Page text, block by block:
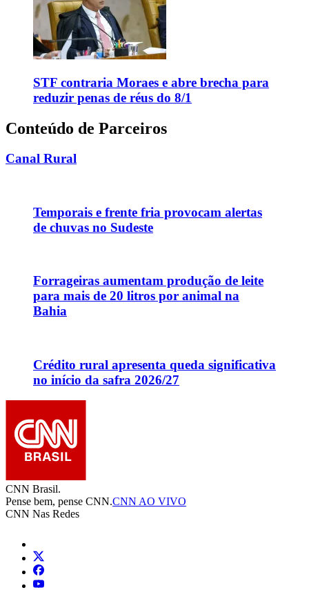
STF contraria Moraes e abre brecha para
reduzir penas de réus do 8/1
Conteúdo de Parceiros
Canal Rural
Temporais e frente fria provocam alertas
de chuvas no Sudeste
Forrageiras aumentam produção de leite
para mais de 20 litros por animal na
Bahia
Crédito rural apresenta queda significativa
no início da safra 2026/27
CNN Brasil.
Pense bem, pense CNN.CNN AO VIVO
CNN Nas Redes